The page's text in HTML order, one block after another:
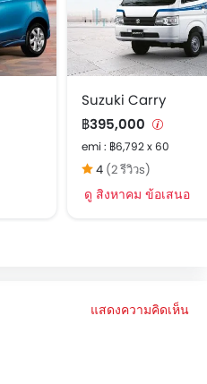
Suzuki Carry
฿395,000
emi : ฿6,792 x 60
4 (2 รีวิวs)
ดู สิงหาคม ข้อเสนอ
แสดงความคิดเห็น